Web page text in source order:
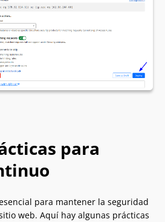
para
para mantener la seguridad
web. Aquí hay algunas prácticas